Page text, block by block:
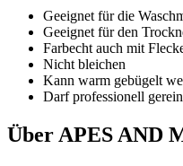
Geeignet für die
Geeignet für den
Farbecht auch mit
Nicht bleichen
Kann warm gebügelt
Darf professionell
Über APES AND